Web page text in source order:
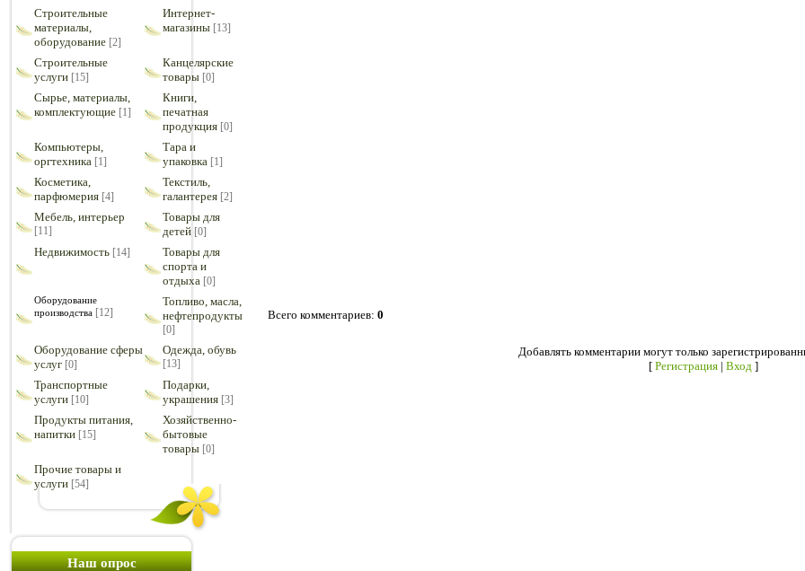
Строительные
материалы,
оборудование [2]
Интернет-
магазины [13]
Строительные
услуги [15]
Канцелярские
товары [0]
Сырье, материалы,
комплектующие [1]
Книги,
печатная
продукция [0]
Компьютеры,
оргтехника [1]
Тара и
упаковка [1]
Косметика,
парфюмерия [4]
Текстиль,
галантерея [2]
Мебель, интерьер
[11]
Товары для
детей [0]
Недвижимость [14]
Товары для
спорта и
отдыха [0]
Оборудование
производства [12]
Топливо, масла,
нефтепродукты
[0]
Оборудование сферы
услуг [0]
Одежда, обувь
[13]
Транспортные
услуги [10]
Подарки,
украшения [3]
Продукты питания,
напитки [15]
Хозяйственно-
бытовые
товары [0]
Прочие товары и
услуги [54]
Наш опрос
Всего комментариев: 0
Добавлять комментарии могут только
[ Регистрация | Вход ]